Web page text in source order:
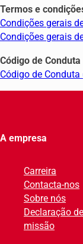
Termos e
Condições gerais
Condições gerais
Código de Conduta
Código de Conduta
A empresa
Carreira
Contacta-nos
Sobre nós
Declaração de
missão